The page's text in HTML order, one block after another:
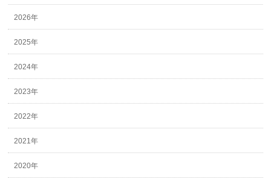
2026年
2025年
2024年
2023年
2022年
2021年
2020年